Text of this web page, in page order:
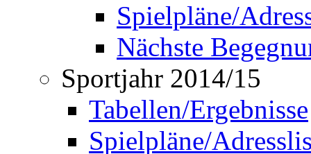
Spielpläne/
Nächste
Sportjahr 2014/15
Tabellen/Ergebnisse
Spielpläne/